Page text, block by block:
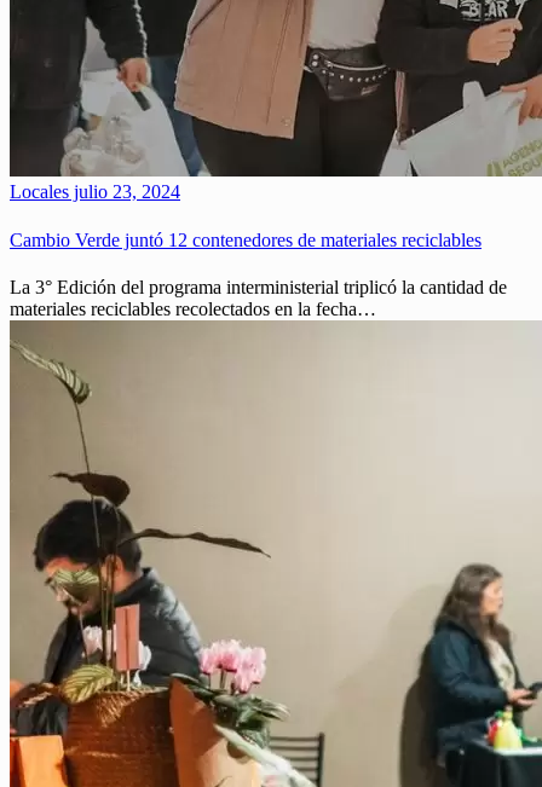
Locales julio 23, 2024
Cambio Verde juntó 12 contenedores de materiales reciclables
La 3° Edición del programa interministerial triplicó la cantidad de
materiales reciclables recolectados en la fecha…